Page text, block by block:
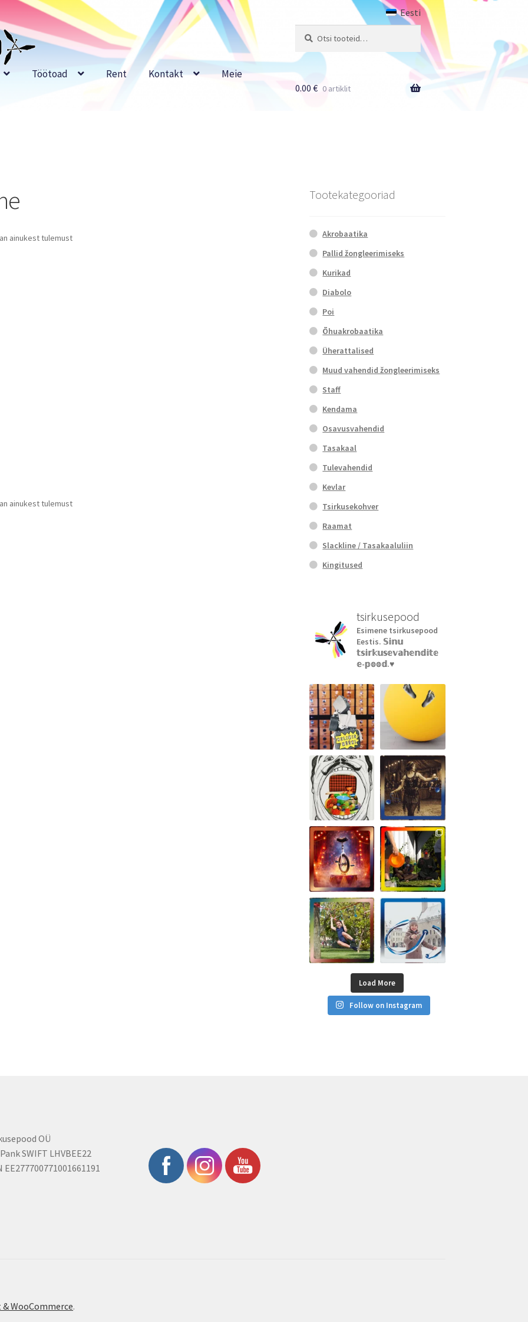
Eesti
Töötoad Rent Kontakt Meie
0.00€ 0 artiklit
ainukest tulemust
ainukest tulemust
Tootekategooriad
Akrobaatika
Pallid žongleerimiseks
Kurikad
Diabolo
Poi
Õhuakrobaatika
Üherattalised
Muud vahendid žongleerimiseks
Staff
Kendama
Osavusvahendid
Tasakaal
Tulevahendid
Kevlar
Tsirkusekohver
Raamat
Slackline / Tasakaaluliin
Kingitused
tsirkusepood
Esimene tsirkusepood
Eestis. 𝕊𝕚𝕟𝕦
𝕥𝕤𝕚𝕣𝕜𝕦𝕤𝕖𝕧𝕒𝕙𝕖𝕟𝕕𝕚𝕥𝕖
𝕖-𝕡𝕠𝕠𝕕.♥︎
Load More
Follow on Instagram
OÜ
SWIFT LHVBEE22
EE277700771001661191
WooCommerce.